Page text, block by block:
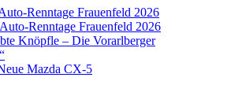
Renntage Frauenfeld 2026
Renntage Frauenfeld 2026
Knöpfle – Die Vorarlberger
Mazda CX-5